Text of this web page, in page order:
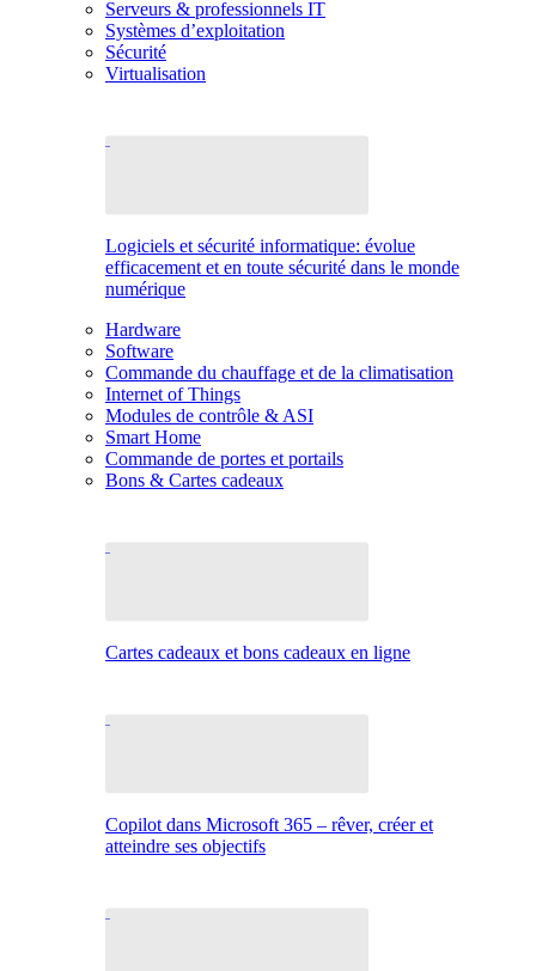
Serveurs & professionnels IT
Systèmes d’exploitation
Sécurité
Virtualisation
Logiciels et sécurité informatique: évolue
efficacement et en toute sécurité dans le monde
numérique
Hardware
Software
Commande du chauffage et de la climatisation
Internet of Things
Modules de contrôle & ASI
Smart Home
Commande de portes et portails
Bons & Cartes cadeaux
Cartes cadeaux et bons cadeaux en ligne
Copilot dans Microsoft 365 – rêver, créer et
atteindre ses objectifs